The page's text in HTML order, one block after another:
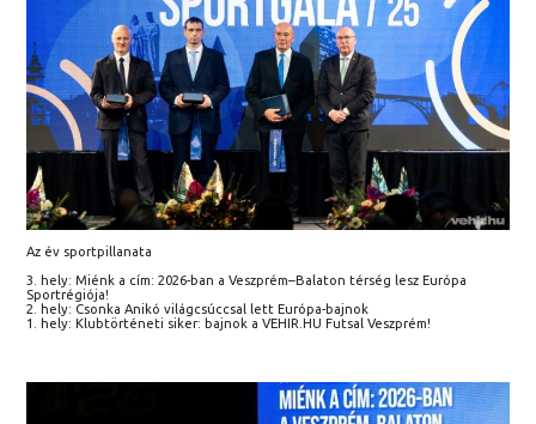
Az év sportpillanata
3. hely: Miénk a cím: 2026-ban a Veszprém–Balaton térség lesz Európa
Sportrégiója!
2. hely: Csonka Anikó világcsúccsal lett Európa-bajnok
1. hely: Klubtörténeti siker: bajnok a VEHIR.HU Futsal Veszprém!